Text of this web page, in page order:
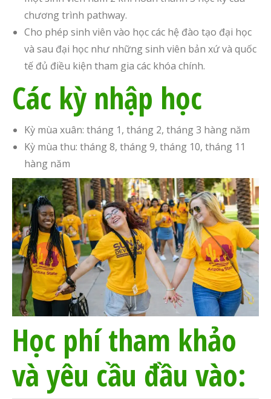
chương trình pathway.
Cho phép sinh viên vào học các hệ đào tạo đại học
và sau đại học như những sinh viên bản xứ và quốc
tế đủ điều kiện tham gia các khóa chính.
Các kỳ nhập học
Kỳ mùa xuân: tháng 1, tháng 2, tháng 3 hàng năm
Kỳ mùa thu: tháng 8, tháng 9, tháng 10, tháng 11
hàng năm
Học phí tham khảo
và yêu cầu đầu vào: